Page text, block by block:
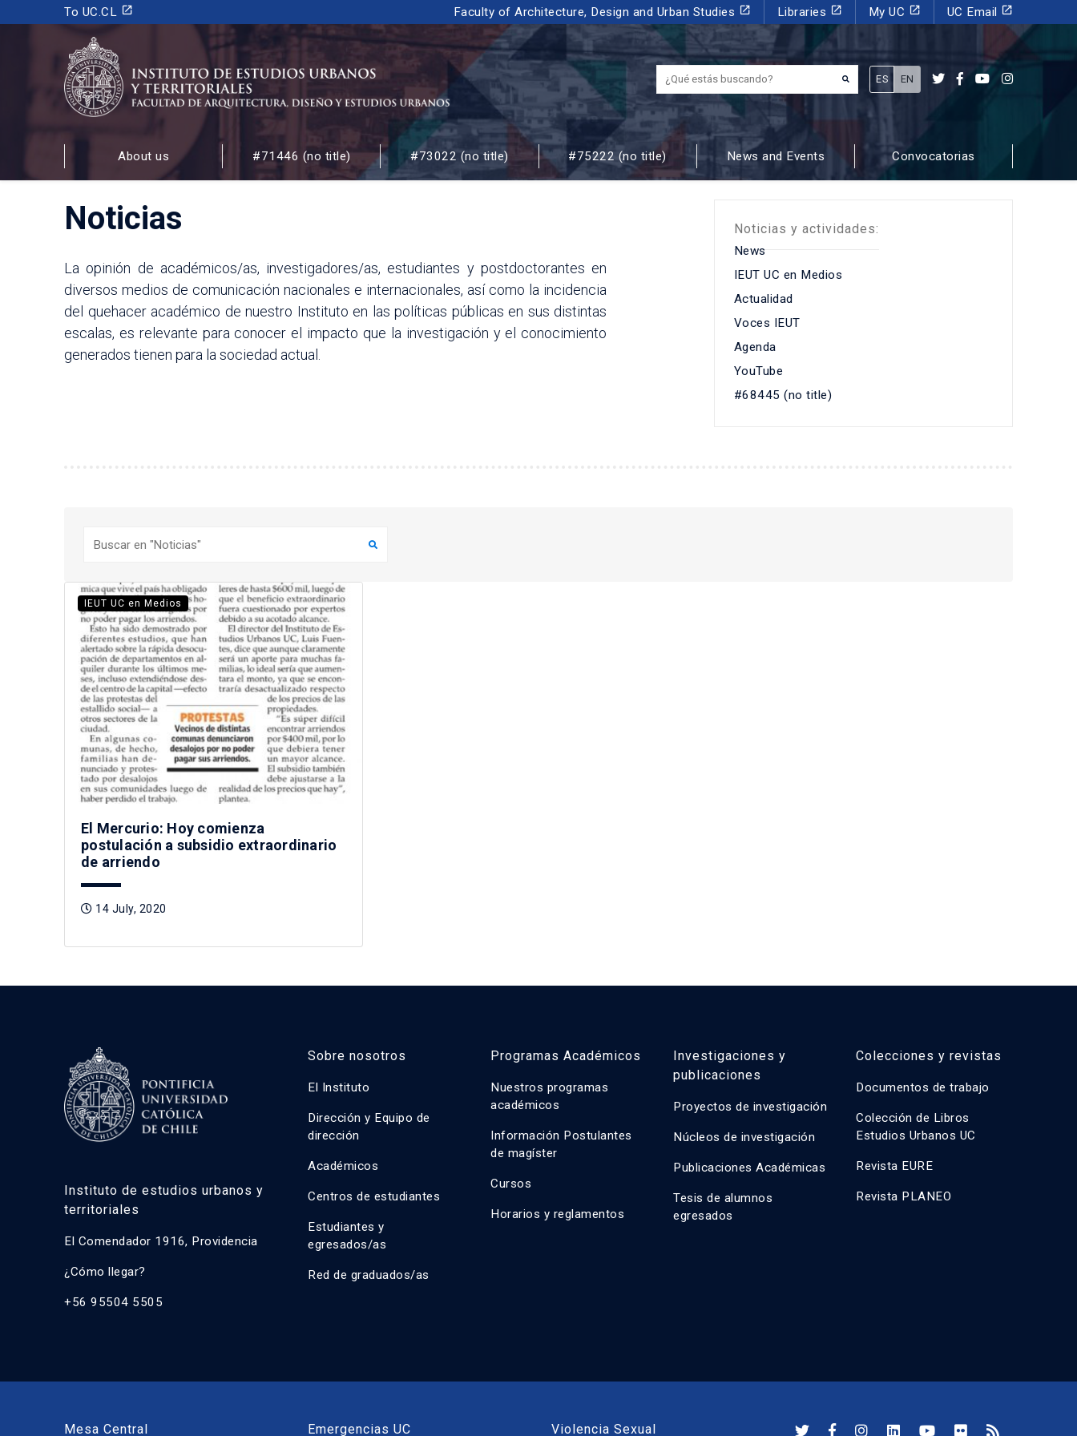
To UC.CL launch Faculty of Architecture, Design and Urban Studies launch Libraries launch My UC launch UC Email launch
INSTITUTO DE ESTUDIOS URBANOS
Y TERRITORIALES
FACULTAD DE ARQUITECTURA, DISEÑO Y ESTUDIOS URBANOS
¿Qué estás buscando?
ES EN
About us #71446 (no title) #73022 (no title) #75222 (no title) News and Events Convocatorias
Noticias
La opinión de académicos/as, investigadores/as, estudiantes y postdoctorantes en
diversos medios de comunicación nacionales e internacionales, así como la incidencia
del quehacer académico de nuestro Instituto en las políticas públicas en sus distintas
escalas, es relevante para conocer el impacto que la investigación y el conocimiento
generados tienen para la sociedad actual.
Noticias y actividades:
News
IEUT UC en Medios
Actualidad
Voces IEUT
Agenda
YouTube
#68445 (no title)
IEUT UC en Medios
El Mercurio: Hoy comienza
postulación a subsidio extraordinario
de arriendo
14 July, 2020
Instituto de estudios urbanos y
territoriales
El Comendador 1916, Providencia
¿Cómo llegar?
+56 95504 5505
Sobre nosotros
El Instituto
Dirección y Equipo de
dirección
Académicos
Centros de estudiantes
Estudiantes y
egresados/as
Red de graduados/as
Programas Académicos
Nuestros programas
académicos
Información Postulantes
de magíster
Cursos
Horarios y reglamentos
Investigaciones y
publicaciones
Proyectos de investigación
Núcleos de investigación
Publicaciones Académicas
Tesis de alumnos
egresados
Colecciones y revistas
Documentos de trabajo
Colección de Libros
Estudios Urbanos UC
Revista EURE
Revista PLANEO
Mesa Central Emergencias UC Violencia Sexual